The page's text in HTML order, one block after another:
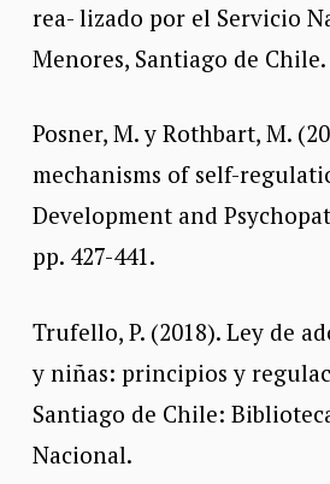
rea- lizado por el Servicio
Menores, Santiago de Chile.
Posner, M. y Rothbart, M.
mechanisms of self-
Development and
pp. 427-441.
Trufello, P. (2018). Ley de
y niñas: principios y
Santiago de Chile:
Nacional.